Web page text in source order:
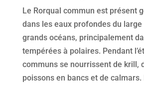
Le Rorqual commun est présent
dans les eaux profondes du large
grands océans, principalement
tempérées à polaires. Pendant
communs se nourrissent de krill,
poissons en bancs et de